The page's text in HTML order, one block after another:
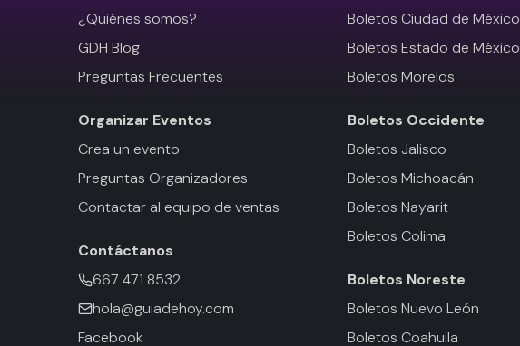
¿Quiénes somos?
GDH Blog
Preguntas Frecuentes
Organizar Eventos
Crea un evento
Preguntas Organizadores
Contactar al equipo de ventas
Contáctanos
667 471 8532
hola@guiadehoy.com
Facebook
Boletos Ciudad de México
Boletos Estado de México
Boletos Morelos
Boletos Occidente
Boletos Jalisco
Boletos Michoacán
Boletos Nayarit
Boletos Colima
Boletos Noreste
Boletos Nuevo León
Boletos Coahuila